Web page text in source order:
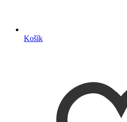
Košík